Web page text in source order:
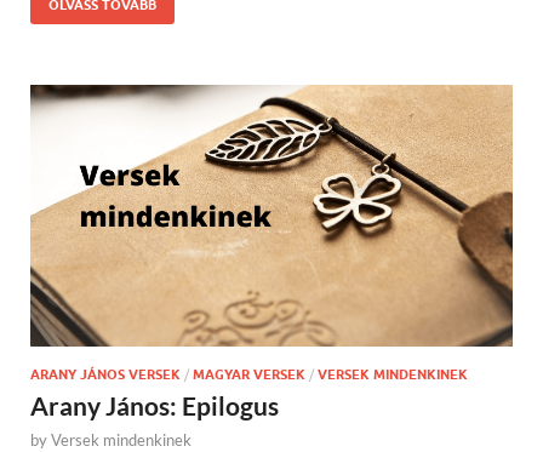
OLVASS TOVÁBB
ARANY JÁNOS VERSEK / MAGYAR VERSEK / VERSEK MINDENKINEK
Arany János: Epilogus
byVersek mindenkinek